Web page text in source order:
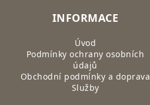
INFORMACE
Úvod
Podmínky ochrany osobních
údajů
Obchodní podmínky a doprava
Služby